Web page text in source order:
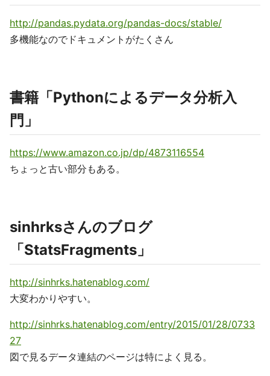
http://pandas.pydata.org/pandas-docs/stable/
多機能なのでドキュメントがたくさん
書籍「Pythonによるデータ分析入
門」
https://www.amazon.co.jp/dp/4873116554
ちょっと古い部分もある。
sinhrksさんのブログ
「StatsFragments」
http://sinhrks.hatenablog.com/
大変わかりやすい。
http://sinhrks.hatenablog.com/entry/2015/01/28/0733
27
図で見るデータ連結のページは特によく見る。